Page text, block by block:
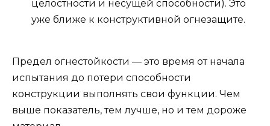
целостности и несущей способности). Это
уже ближе к конструктивной огнезащите.
Предел огнестойкости — это время от начала
испытания до потери способности
конструкции выполнять свои функции. Чем
выше показатель, тем лучше, но и тем дороже